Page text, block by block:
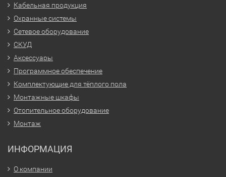
Кабельная продукция
Охранные системы
Сетевое оборудование
СКУД
Аксессуары
Программное обеспечение
Комплектующие для тёплого пола
Монтажные шкафы
Отопительное оборудование
Монтаж
ИНФОРМАЦИЯ
О компании